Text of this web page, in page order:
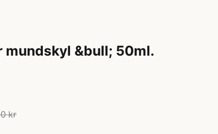
mundskyl &bull; 50ml.
kr